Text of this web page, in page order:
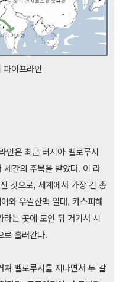
파이프라인
인은 최근 러시아-벨로루시
세간의 주목을 받았다. 이 라
것으로, 세계에서 가장 긴 총
와 우랄산맥 일대, 카스피해
는 곳에 모인 뒤 거기서 시
로 흘러간다.
벨로루시를 지나면서 두 갈